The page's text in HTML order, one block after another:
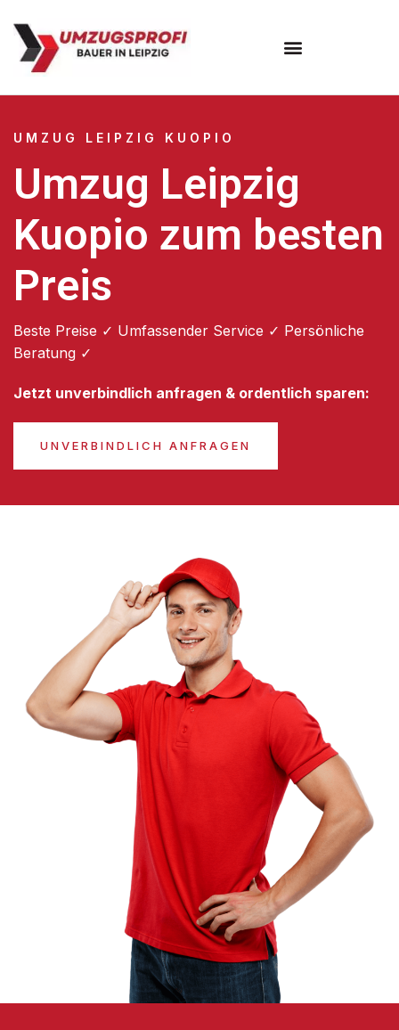
UMZUG LEIPZIG KUOPIO
Umzug Leipzig
Kuopio zum besten
Preis
Beste Preise ✓ Umfassender Service ✓ Persönliche
Beratung ✓
Jetzt unverbindlich anfragen & ordentlich sparen:
UNVERBINDLICH ANFRAGEN